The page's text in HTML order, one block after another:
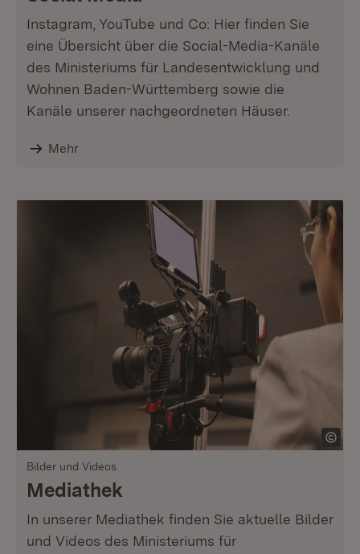
Instagram, YouTube und Co: Hier finden Sie
eine Übersicht über die Social-Media-Kanäle
des Ministeriums für Landesentwicklung und
Wohnen Baden-Württemberg sowie die
Kanäle unserer nachgeordneten Häuser.
Mehr
Bilder und Videos
Mediathek
In unserer Mediathek finden Sie aktuelle Bilder
und Videos des Ministeriums für